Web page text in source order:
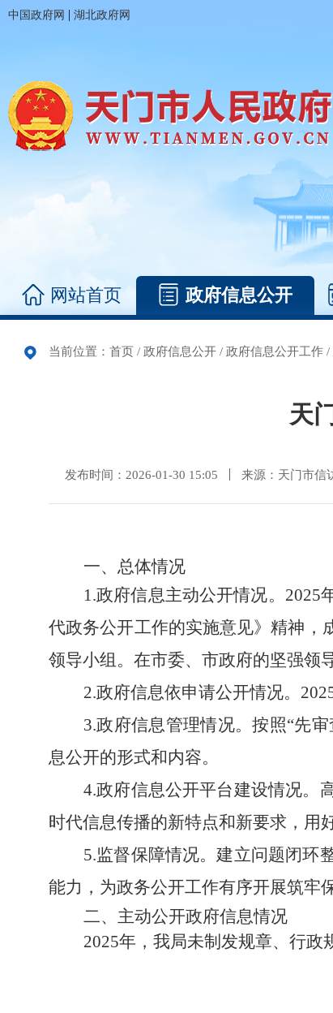
中国政府网 | 湖北政府网
网站首页 政府信息公开
当前位置： 首页 / 政府信息公开 / 政府信息公开工作 /
天
发布时间：2026-01-30 15:05 来源：天门市信
一、总体情况
1.政府信息主动公开情况。
代政务公开工作的实施意见》精神，
领导小组。在市委、市政府的坚强领
2.政府信息依申请公开情况。
3.政府信息管理情况。按照“先
息公开的形式和内容。
4.政府信息公开平台建设情况。
时代信息传播的新特点和新要求，用
5.监督保障情况。建立问题闭环
能力，为政务公开工作有序开展筑牢
二、主动公开政府信息情况
2025年，我局未制发规章、行政